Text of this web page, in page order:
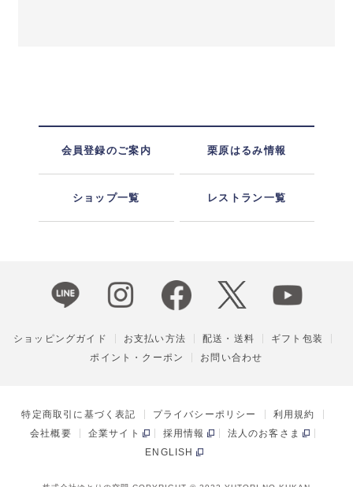
会員登録のご案内 栗原はるみ情報
ショップ一覧 レストラン一覧
ショッピングガイド お支払い方法 配送・送料
ギフト包装
ポイント・クーポン
お問い合わせ
特定商取引に基づく表記 プライバシーポリシー
利用規約
会社概要
企業サイト 採用情報
法人のお客さま
ENGLISH